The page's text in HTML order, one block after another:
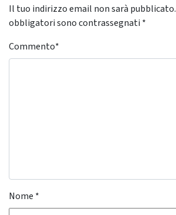
Il tuo indirizzo email non sarà pubblicato.
obbligatori sono contrassegnati *
Commento*
Nome *